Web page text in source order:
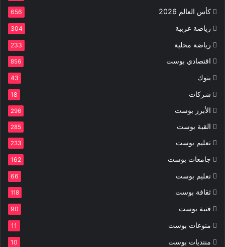
كأس العالم 2026 656
رياضة عربية 304
رياضة محلية 233
اقتصادي بوست 856
بنوك 43
شركات 18
الأبرز بوست 296
القبة بوست 285
تعليم بوست 233
جامعات بوست 162
تعليم بوست 66
ثقافة بوست 118
فنية بوست 90
منوعات بوست 11
منتديات بوست 10